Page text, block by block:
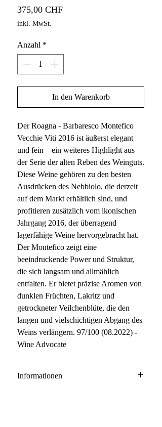
375,00 CHFPreis
inkl. MwSt.
Anzahl *
In den Warenkorb
Der Roagna - Barbaresco Montefico
Vecchie Viti 2016 ist äußerst elegant
und fein – ein weiteres Highlight aus
der Serie der alten Reben des Weinguts.
Diese Weine gehören zu den besten
Ausdrücken des Nebbiolo, die derzeit
auf dem Markt erhältlich sind, und
profitieren zusätzlich vom ikonischen
Jahrgang 2016, der überragend
lagerfähige Weine hervorgebracht hat.
Der Montefico zeigt eine
beeindruckende Power und Struktur,
die sich langsam und allmählich
entfalten. Er bietet präzise Aromen von
dunklen Früchten, Lakritz und
getrockneter Veilchenblüte, die den
langen und vielschichtigen Abgang des
Weins verlängern. 97/100 (08.2022) -
Wine Advocate
Informationen